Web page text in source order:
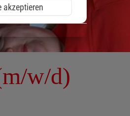
w/d)
akzeptieren